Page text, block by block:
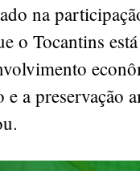
na
o Tocantins
a preservação